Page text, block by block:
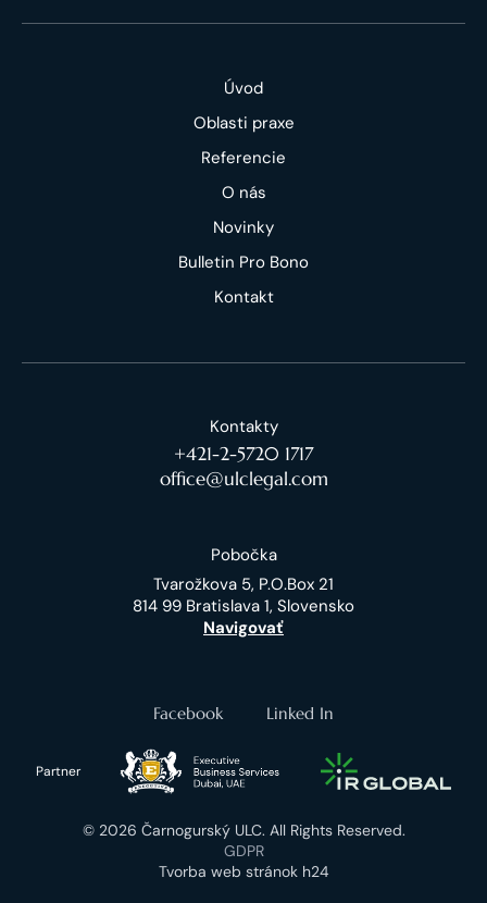
Úvod
Oblasti praxe
Referencie
O nás
Novinky
Bulletin Pro Bono
Kontakt
Kontakty
+421-2-5720 1717
office@ulclegal.com
Pobočka
Tvarožkova 5, P.O.Box 21
814 99 Bratislava 1, Slovensko
Navigovať
Facebook Linked In
Partner
© 2026 Čarnogurský ULC. All Rights Reserved.
GDPR
Tvorba web stránok h24